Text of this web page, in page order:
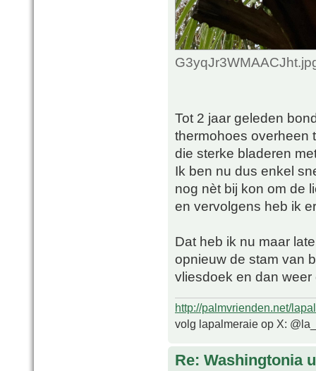
Tot 2 jaar geleden
thermohoes overheen
die sterke bladeren
Ik ben nu dus enkel
nog nèt bij kon om de
en vervolgens heb ik
Dat heb ik nu maar
opnieuw de stam van
vliesdoek en dan
http://palmvrienden.net/
volg lapalmeraie op X:
Re: Washingtonia